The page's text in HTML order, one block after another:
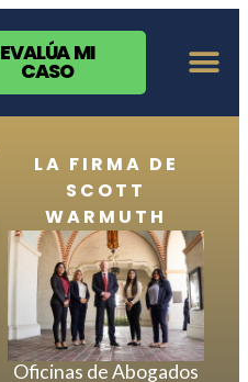
EVALÚA MI
CASO
LA FIRMA DE
SCOTT
WARMUTH
Oficinas de Abogados